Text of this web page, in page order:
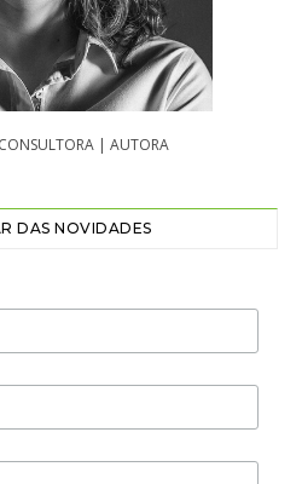
| AUTORA
DAS NOVIDADES